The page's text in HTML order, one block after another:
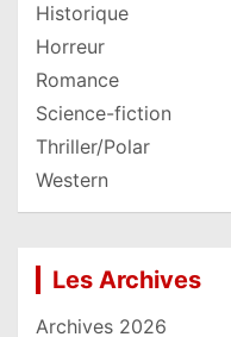
Historique
Horreur
Romance
Science-fiction
Thriller/Polar
Western
Les Archives
Archives 2026